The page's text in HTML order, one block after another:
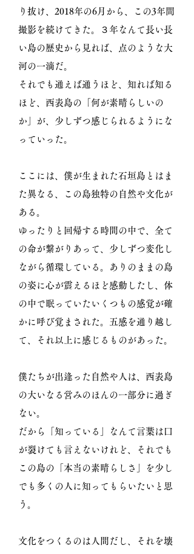
り抜け、2018年の6月から、この3年間
撮影を続けてきた。３年なんて長い長
い島の歴史から見れば、点のような大
河の一滴だ。
それでも通えば通うほど、知れば知る
ほど、西表島の「何が素晴らしいの
か」が、少しずつ感じられるようにな
っていった。
ここには、僕が生まれた石垣島とはま
た異なる、この島独特の自然や文化が
ある。
ゆったりと回帰する時間の中で、全て
の命が繋がりあって、少しずつ変化し
ながら循環している。ありのままの島
の姿に心が震えるほど感動したし、体
の中で眠っていたいくつもの感覚が確
かに呼び覚まされた。五感を通り越し
て、それ以上に感じるものがあった。
僕たちが出逢った自然や人は、西表島
の大いなる営みのほんの一部分に過ぎ
ない。
だから「知っている」なんて言葉は口
が裂けても言えないけれど、それでも
この島の「本当の素晴らしさ」を少し
でも多くの人に知ってもらいたいと思
う。
文化をつくるのは人間だし、それを壊